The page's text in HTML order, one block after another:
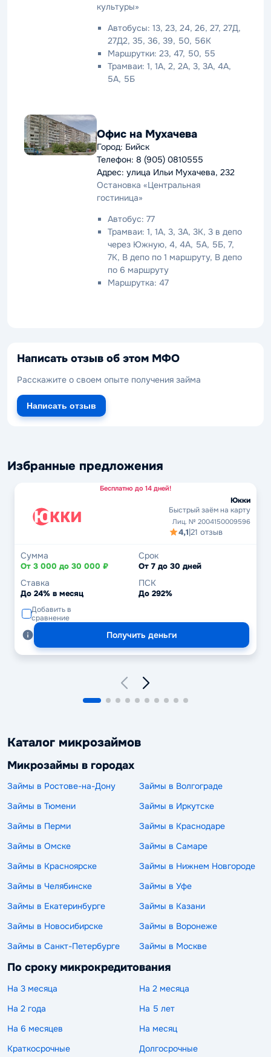
культуры»
Автобусы: 13, 23, 24, 26, 27, 27Д,
27Д2, 35, 36, 39, 50, 56К
Маршрутки: 23, 47, 50, 55
Трамваи: 1, 1А, 2, 2А, 3, 3А, 4А,
5А, 5Б
Офис на Мухачева
Город: Бийск
Телефон: 8 (905) 0810555
Адрес: улица Ильи Мухачева, 232
Остановка «Центральная
гостиница»
Автобус: 77
Трамваи: 1, 1А, 3, 3А, 3К, 3 в депо
через Южную, 4, 4А, 5А, 5Б, 7,
7К, В депо по 1 маршруту, В депо
по 6 маршруту
Маршрутка: 47
Написать отзыв об этом МФО
Расскажите о своем опыте получения займа
Написать отзыв
Избранные предложения
Бесплатно до 14 дней!
Юкки
Быстрый заём на карту
Лиц. № 2004150009596
4,1|21 отзыв
Сумма
От 3 000 до 30 000 ₽
Срок
От 7 до 30 дней
Ставка
До 24% в месяц
ПСК
До 292%
Добавить в
сравнение
Получить деньги
Каталог микрозаймов
Микрозаймы в городах
Займы в Ростове-на-Дону
Займы в Волгограде
Займы в Тюмени
Займы в Иркутске
Займы в Перми
Займы в Краснодаре
Займы в Омске
Займы в Самаре
Займы в Красноярске
Займы в Нижнем Новгороде
Займы в Челябинске
Займы в Уфе
Займы в Екатеринбурге
Займы в Казани
Займы в Новосибирске
Займы в Воронеже
Займы в Санкт-Петербурге
Займы в Москве
По сроку микрокредитования
На 3 месяца
На 2 месяца
На 2 года
На 5 лет
На 6 месяцев
На месяц
Краткосрочные
Долгосрочные